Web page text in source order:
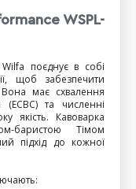
WSPL-
поєднує в собі
щоб забезпечити
має схвалення
та численні
якість. Кавоварка
баристою Тімом
підхід до кожної